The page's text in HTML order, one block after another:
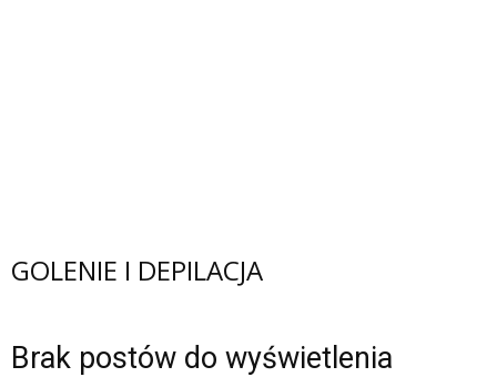
GOLENIE I DEPILACJA
Brak postów do wyświetlenia